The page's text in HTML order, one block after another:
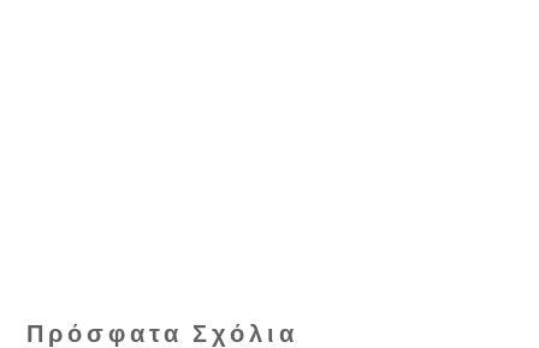
Πρόσφατα Σχόλια